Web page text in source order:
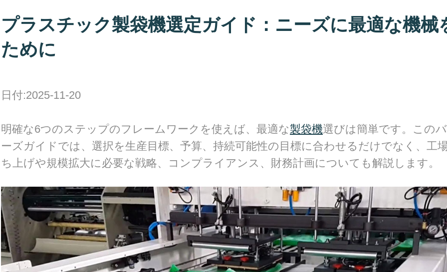
プラスチック製袋機選定ガイド：ニーズに最適な機械
ために
日付:2025-11-20
明確な6つのステップのフレームワークを使えば、最適な製袋機選びは簡単です。この
ーズガイドでは、選択を生産目標、予算、持続可能性の目標に合わせるだけでなく、工
ち上げや規模拡大に必要な戦略、コンプライアンス、財務計画についても解説します。